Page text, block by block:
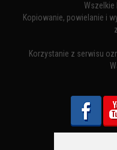
Wszelkie
Kopiowanie, powielanie i
Korzystanie z serwisu